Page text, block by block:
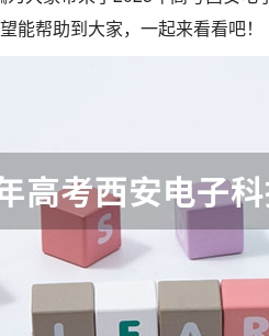
能帮助到大家，一起来看看吧！